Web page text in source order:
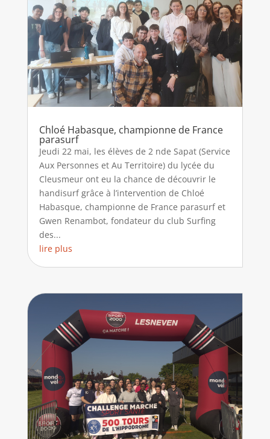
Chloé Habasque, championne de France
parasurf
Jeudi 22 mai, les élèves de 2 nde Sapat (Service
Aux Personnes et Au Territoire) du lycée du
Cleusmeur ont eu la chance de découvrir le
handisurf grâce à l’intervention de Chloé
Habasque, championne de France parasurf et
Gwen Renambot, fondateur du club Surfing
des...
lire plus